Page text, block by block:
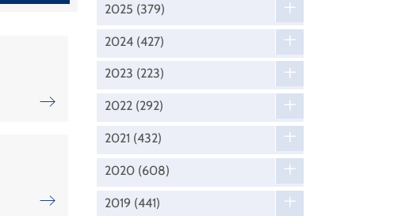
2025 (379)
2024 (427)
2023 (223)
2022 (292)
2021 (432)
2020 (608)
2019 (441)